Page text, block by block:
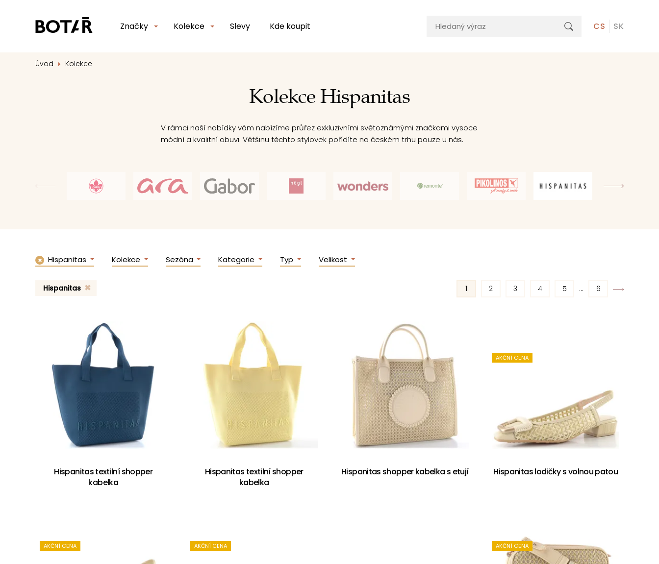
CS SK
Značky Kolekce Slevy Kde koupit
Úvod Kolekce
Kolekce Hispanitas
V rámci naší nabídky vám nabízíme průřez exkluzivními světoznámými značkami vysoce
módní a kvalitní obuvi. Většinu těchto stylovek pořídíte na českém trhu pouze u nás.
✖ Hispanitas Kolekce Sezóna Kategorie Typ Velikost
Hispanitas 1 2 3 4 5 ... 6
Hispanitas textilní shopper
kabelka
Hispanitas textilní shopper
kabelka
Hispanitas shopper kabelka s etují
AKČNÍ CENA
Hispanitas lodičky s volnou patou
AKČNÍ CENA AKČNÍ CENA AKČNÍ CENA